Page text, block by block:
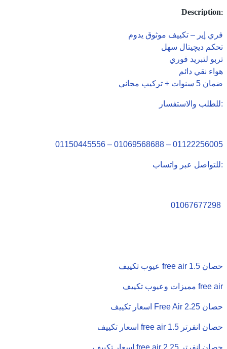
Description:
فري إير – تكييف موثوق يدوم
تحكم ديچيتال سهل
تربو لتبريد فوري
هواء نقي دائم
ضمان 5 سنوات + تركيب مجاني
للطلب والاستفسار:
01150445556 – 01069568688 – 01122256005
للتواصل عبر واتساب:
01067677298
عيوب تكييف free air 1.5 حصان
مميزات وعيوب تكييف free air
اسعار تكييف Free Air 2.25 حصان
اسعار تكييف free air 1.5 حصان انفرتر
اسعار تكييف free air 2.25 حصان انفرتر